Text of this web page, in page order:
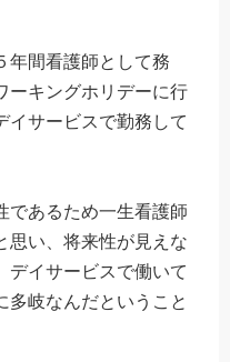
年間看護師として務
ーキングホリデーに行
イサービスで勤務して
であるため一生看護師
思い、将来性が見えな
デイサービスで働いて
多岐なんだということ